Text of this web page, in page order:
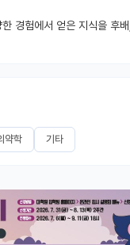
경험에서 얻은 지식을 후
약학 기타